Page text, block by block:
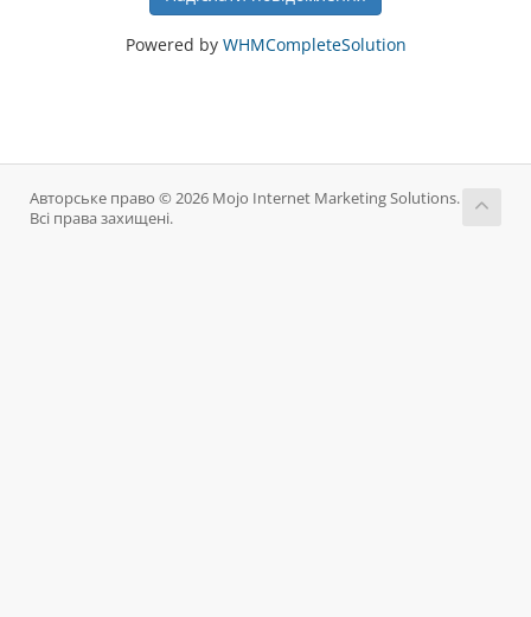
Powered by WHMCompleteSolution
Авторське право © 2026 Mojo Internet Marketing Solutions.
Всі права захищені.